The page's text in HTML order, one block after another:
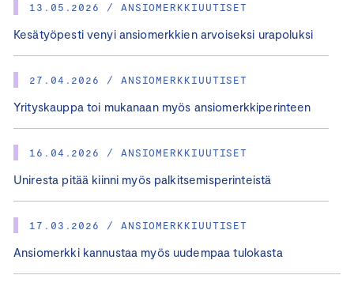
13.05.2026 / ANSIOMERKKIUUTISET
Kesätyöpesti venyi ansiomerkkien arvoiseksi urapoluksi
27.04.2026 / ANSIOMERKKIUUTISET
Yrityskauppa toi mukanaan myös ansiomerkkiperinteen
16.04.2026 / ANSIOMERKKIUUTISET
Uniresta pitää kiinni myös palkitsemisperinteistä
17.03.2026 / ANSIOMERKKIUUTISET
Ansiomerkki kannustaa myös uudempaa tulokasta